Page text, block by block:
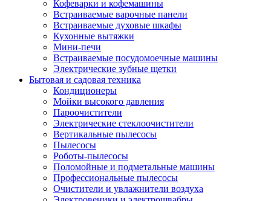
Кофеварки и кофемашины
Встраиваемые варочные панели
Встраиваемые духовые шкафы
Кухонные вытяжки
Мини-печи
Встраиваемые посудомоечные машины
Электрические зубные щетки
Бытовая и садовая техника
Кондиционеры
Мойки высокого давления
Пароочистители
Электрические стеклоочистители
Вертикальные пылесосы
Пылесосы
Роботы-пылесосы
Поломойные и подметальные машины
Профессиональные пылесосы
Очистители и увлажнители воздуха